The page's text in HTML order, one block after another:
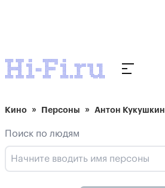
Кино Персоны Антон Кукушкин
Поиск по людям